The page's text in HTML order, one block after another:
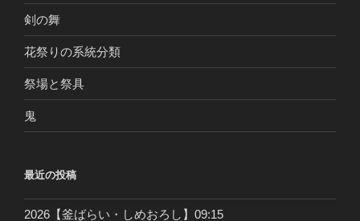
剣の舞
花祭りの系統分類
祭場と祭具
鬼
最近の投稿
2026【釜ばらい・しめおろし】09:15